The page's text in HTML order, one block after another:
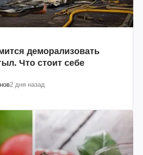
деморализовать
Что стоит себе
2 дня назад